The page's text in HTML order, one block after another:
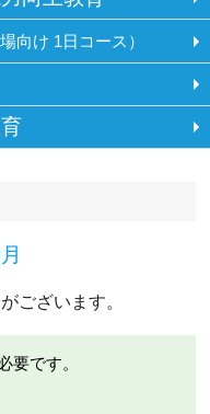
向け 1日コース）
ございます。
要です。